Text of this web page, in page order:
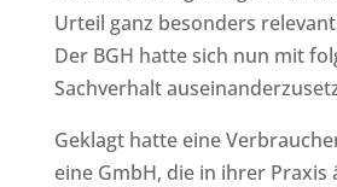
Urteil ganz besonders
Der BGH hatte sich nun mit
Sachverhalt
Geklagt hatte eine
eine GmbH, die in ihrer Praxis